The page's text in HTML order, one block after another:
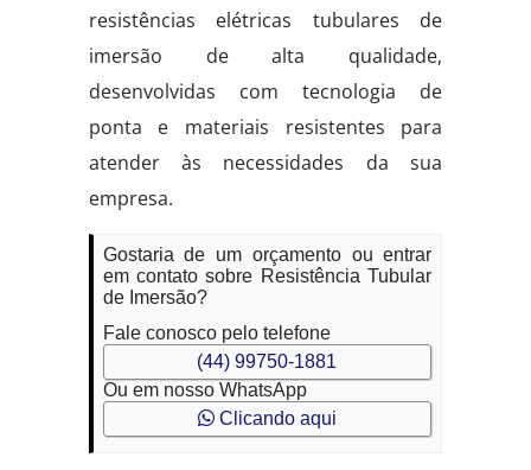
resistências elétricas tubulares de
imersão de alta qualidade,
desenvolvidas com tecnologia de
ponta e materiais resistentes para
atender às necessidades da sua
empresa.
Gostaria de um orçamento ou entrar
em contato sobre Resistência Tubular
de Imersão?
Fale conosco pelo telefone
(44) 99750-1881
Ou em nosso WhatsApp
Clicando aqui